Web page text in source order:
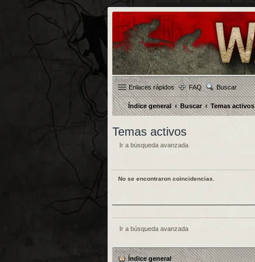
Enlaces rápidos FAQ Buscar
Índice general Buscar Temas activos
Temas activos
Ir a búsqueda avanzada
No se encontraron coincidencias.
Ir a búsqueda avanzada
Índice general